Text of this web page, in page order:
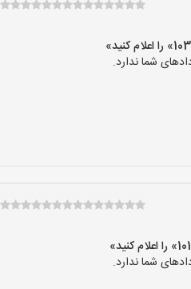
شما ندارد.
شما ندارد.